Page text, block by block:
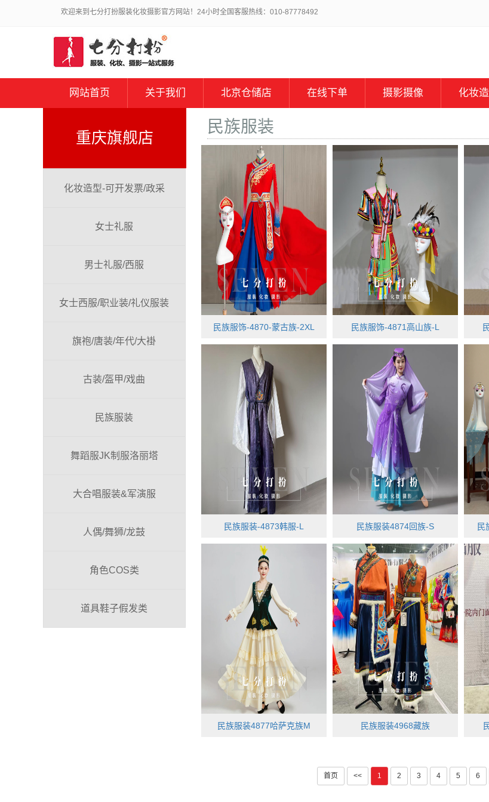
欢迎来到七分打扮服装化妆摄影官方网站！24小时全国客服热线：010-87778492
网站首页 关于我们 北京仓储店 在线下单 摄影摄像 化妆
重庆旗舰店
化妆造型-可开发票/政采
女士礼服
男士礼服/西服
女士西服/职业装/礼仪服装
旗袍/唐装/年代/大褂
古装/盔甲/戏曲
民族服装
舞蹈服JK制服洛丽塔
大合唱服装&军演服
人偶/舞狮/龙鼓
角色COS类
道具鞋子假发类
民族服装
民族服饰-4870-蒙古族-2XL 民族服饰-4871高山族-L
民族服装-4873韩服-L 民族服装4874回族-S 民
民族服装4877哈萨克族M 民族服装4968藏族
首页 << 1 2 3 4 5 6